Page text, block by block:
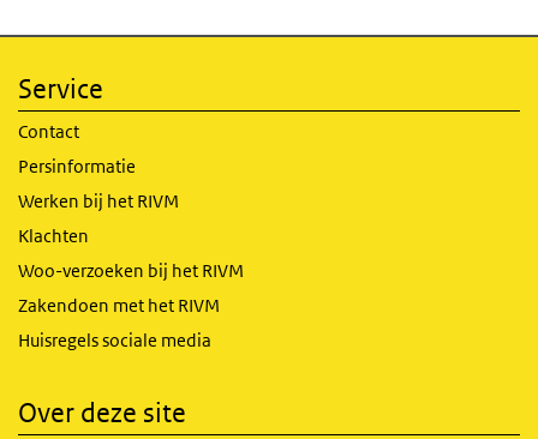
Service
Contact
Persinformatie
Werken bij het RIVM
Klachten
Woo-verzoeken bij het RIVM
Zakendoen met het RIVM
Huisregels sociale media
Over deze site